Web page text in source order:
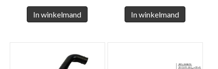
In winkelmand In winkelmand